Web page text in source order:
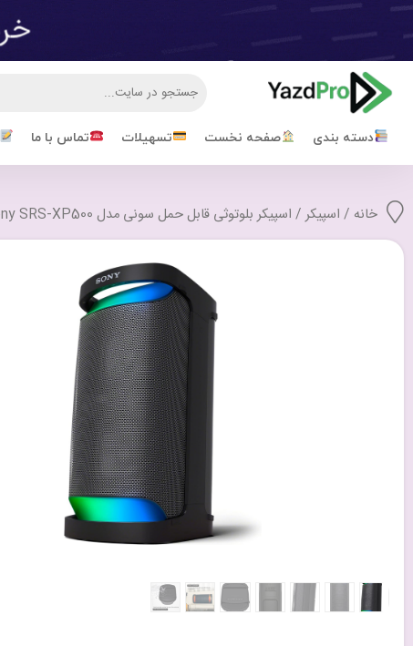
دسته بندی صفحه نخست تسهیلات تماس با ما
خانه / اسپیکر/ اسپیکر بلوتوثی قابل حمل سونی مدل Sony SRS-XP500 با گارانتی 24 ماهه شرکتی